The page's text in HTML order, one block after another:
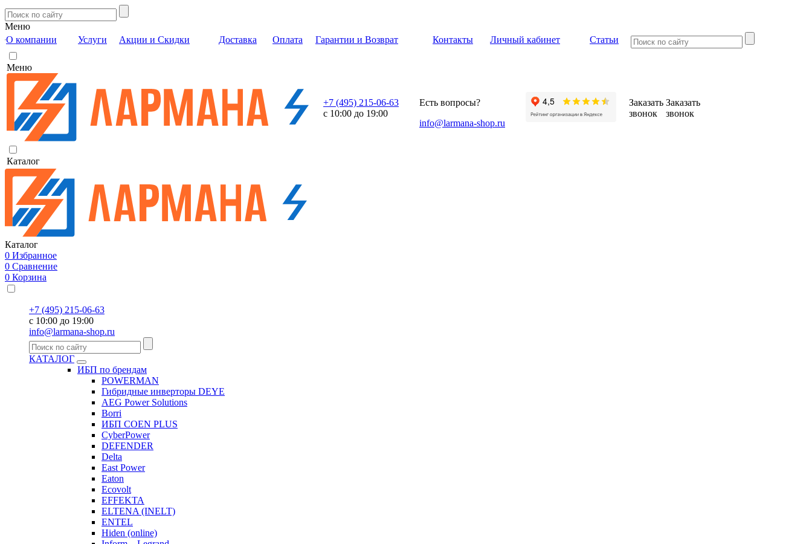
Меню
О компании
Услуги Акции и Скидки Доставка Оплата Гарантии и Возврат Контакты Личный кабинет Статьи
Меню
Каталог
+7 (495) 215-06-63
с 10:00 до 19:00
Есть вопросы?
info@larmana-shop.ru
Заказать
звонок
Заказать
звонок
Каталог
0 Избранное
0 Сравнение
0 Корзина
+7 (495) 215-06-63
с 10:00 до 19:00
info@larmana-shop.ru
КАТАЛОГ
ИБП по брендам
POWERMAN
Гибридные инверторы DEYE
AEG Power Solutions
Borri
ИБП COEN PLUS
CyberPower
DEFENDER
Delta
East Power
Eaton
Ecovolt
EFFEKTA
ELTENA (INELT)
ENTEL
Hiden (online)